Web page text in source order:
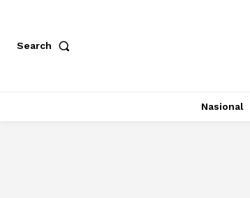
Search
Nasional